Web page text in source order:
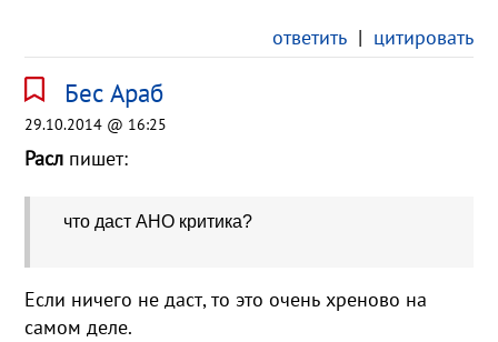
ответить| цитировать
Бес Араб
29.10.2014 @ 16:25
Расл пишет:
что даст АНО критика?
Если ничего не даст, то это очень хреново на
самом деле.